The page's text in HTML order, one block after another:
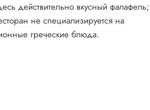
действительно вкусный фалафель;
не специализируется на
греческие блюда.